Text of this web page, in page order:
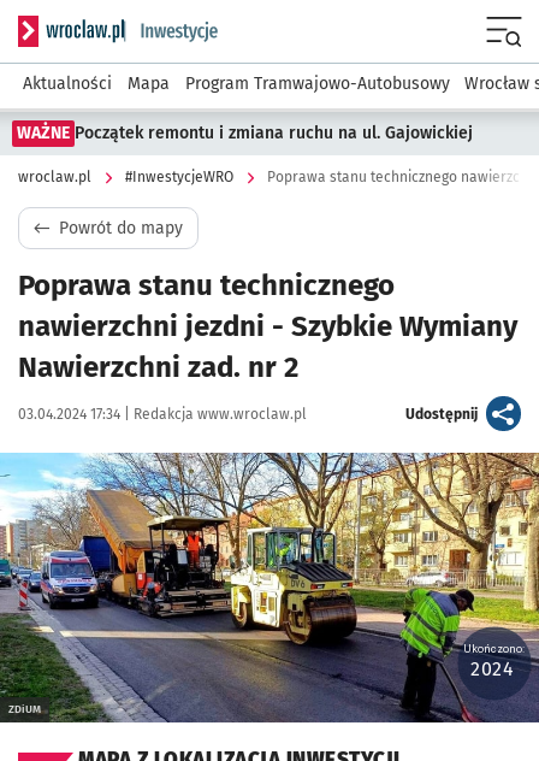
Serwis informacyjny wroclaw.pl podserwis:
Aktualności Mapa Program Tramwajowo-Autobusowy Wrocław
WAŻNE Początek remontu i zmiana ruchu na ul. Gajowickiej
wroclaw.pl #InwestycjeWRO
Powrót do mapy
Poprawa stanu technicznego
nawierzchni jezdni - Szybkie Wymiany
Nawierzchni zad. nr 2
Data publikacji:
03.04.2024 17:34 | Autor:
Redakcja www.wroclaw.pl Udostępnijartykuł
Kliknij, aby powiększyć
ZDiUM
Ukończono:
2024